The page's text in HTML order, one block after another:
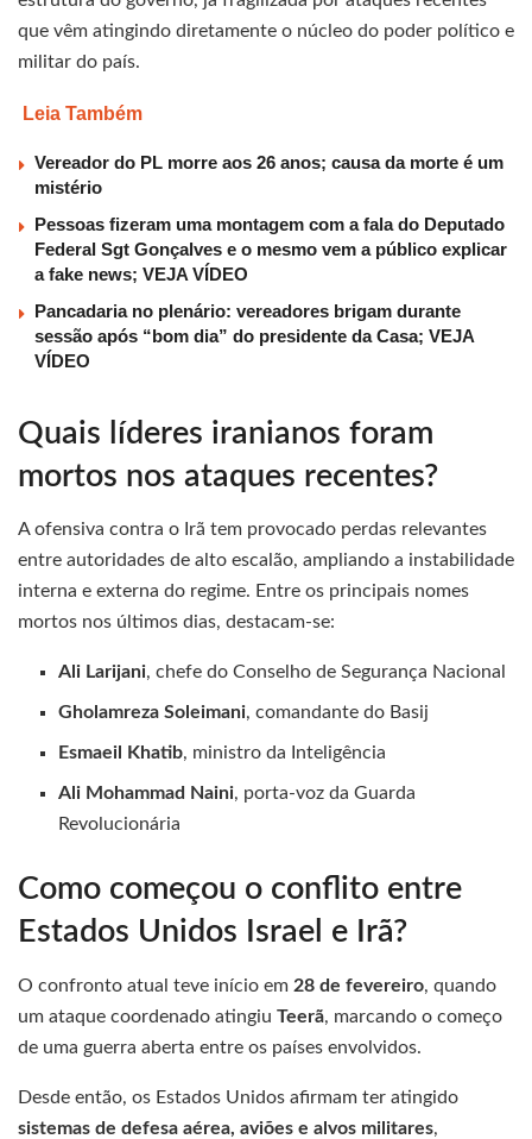
que vêm atingindo diretamente o núcleo do poder político e
militar do país.
Leia Também
Vereador do PL morre aos 26 anos; causa da morte é um
mistério
Pessoas fizeram uma montagem com a fala do Deputado
Federal Sgt Gonçalves e o mesmo vem a público explicar
a fake news; VEJA VÍDEO
Pancadaria no plenário: vereadores brigam durante
sessão após “bom dia” do presidente da Casa; VEJA
VÍDEO
Quais líderes iranianos foram
mortos nos ataques recentes?
A ofensiva contra o Irã tem provocado perdas relevantes
entre autoridades de alto escalão, ampliando a instabilidade
interna e externa do regime. Entre os principais nomes
mortos nos últimos dias, destacam-se:
Ali Larijani, chefe do Conselho de Segurança Nacional
Gholamreza Soleimani, comandante do Basij
Esmaeil Khatib, ministro da Inteligência
Ali Mohammad Naini, porta-voz da Guarda
Revolucionária
Como começou o conflito entre
Estados Unidos Israel e Irã?
O confronto atual teve início em 28 de fevereiro, quando
um ataque coordenado atingiu Teerã, marcando o começo
de uma guerra aberta entre os países envolvidos.
Desde então, os Estados Unidos afirmam ter atingido
sistemas de defesa aérea, aviões e alvos militares,